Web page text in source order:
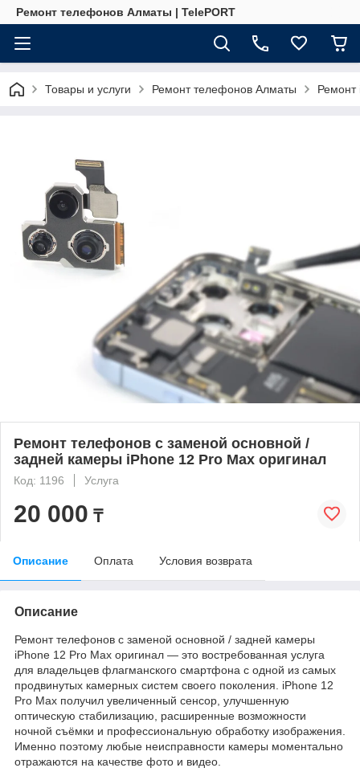
Ремонт телефонов Алматы | TelePORT
Товары и услуги Ремонт телефонов Алматы Ремонт
Ремонт телефонов с заменой основной /
задней камеры iPhone 12 Pro Max оригинал
Код: 1196 Услуга
20 000 ₸
Описание Оплата Условия возврата
Описание
Ремонт телефонов с заменой основной / задней камеры
iPhone 12 Pro Max оригинал — это востребованная услуга
для владельцев флагманского смартфона с одной из самых
продвинутых камерных систем своего поколения. iPhone 12
Pro Max получил увеличенный сенсор, улучшенную
оптическую стабилизацию, расширенные возможности
ночной съёмки и профессиональную обработку изображения.
Именно поэтому любые неисправности камеры моментально
отражаются на качестве фото и видео.